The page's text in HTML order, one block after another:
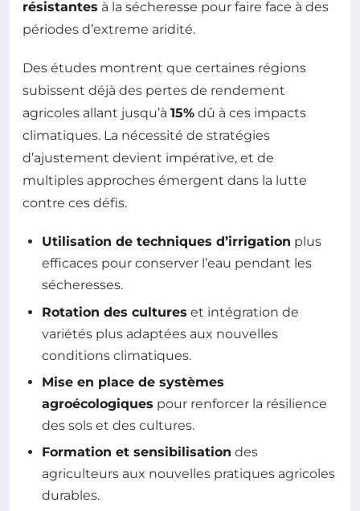
résistantes à la sécheresse pour faire face à des
périodes d’extreme aridité.
Des études montrent que certaines régions
subissent déjà des pertes de rendement
agricoles allant jusqu’à 15% dû à ces impacts
climatiques. La nécessité de stratégies
d’ajustement devient impérative, et de
multiples approches émergent dans la lutte
contre ces défis.
Utilisation de techniques d’irrigation plus
efficaces pour conserver l’eau pendant les
sécheresses.
Rotation des cultures et intégration de
variétés plus adaptées aux nouvelles
conditions climatiques.
Mise en place de systèmes
agroécologiques pour renforcer la résilience
des sols et des cultures.
Formation et sensibilisation des
agriculteurs aux nouvelles pratiques agricoles
durables.